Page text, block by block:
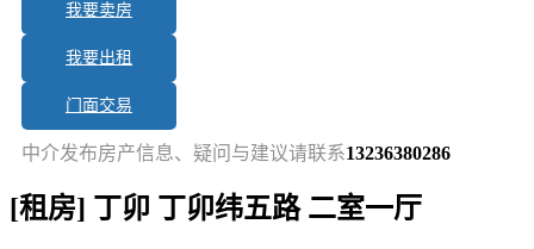
更新房源：
中介发布房产信息、疑问与建议请联系13236380286
我要卖房
我要出租
门面交易
[租房] 丁卯 丁卯纬五路 二室一厅